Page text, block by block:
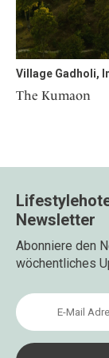
Mexico
Niederlande
Österreich
Portugal
Persönlichkeiten
Our Story
Career
Kontakt
Impressum
Village Gadholi,
The Kumaon
Newsletter
Abonniere den
wöchentliches